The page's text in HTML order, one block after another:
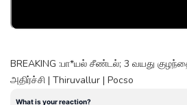
BREAKING :பா*யல் சீண்டல்; 3 வயது குழந்தை
அதிர்ச்சி | Thiruvallur | Pocso